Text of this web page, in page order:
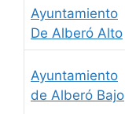
Ayuntamiento
De Alberó Alto
Ayuntamiento
de Alberó Bajo